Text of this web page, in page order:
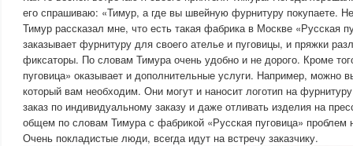
его спрашиваю: «Тимур, а где вы швейную фурнитуру покупаете.
Тимур рассказал мне, что есть такая фабрика в Москве «Русская
заказывает фурнитуру для своего ателье и пуговицы, и пряжки
фиксаторы. По словам Тимура очень удобно и не дорого. Кроме
пуговица» оказывает и дополнительные услуги. Например, можно
который вам необходим. Они могут и наносит логотип на
заказ по индивидуальному заказу и даже отливать изделия на
общем по словам Тимура с фабрикой «Русская пуговица» проблем
Очень покладистые люди, всегда идут на встречу заказчику.